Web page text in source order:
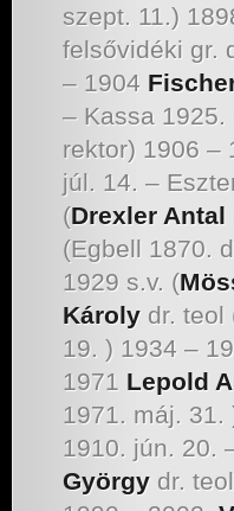
szept. 11.)
felsővidéki gr.
– 1904
– Kassa 1925.
rektor) 1906 –
júl. 14. –
(Drexler Antal
(Egbell 1870.
1929 s.v. (
Károly dr. teol
19. ) 1934 –
1971 Lepold
1971. máj. 31.
1910. jún. 20.
György dr.